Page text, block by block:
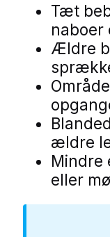
Tæt
naboer
Ældre
ældre
Mindre
eller